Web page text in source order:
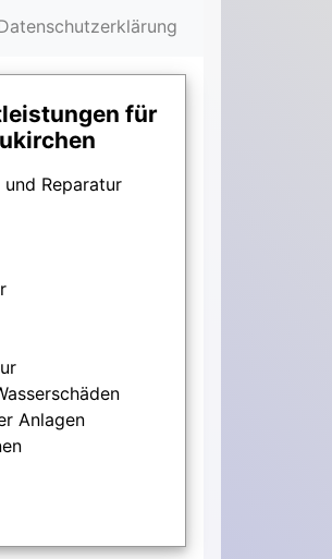
für
Reparatur
Anlagen